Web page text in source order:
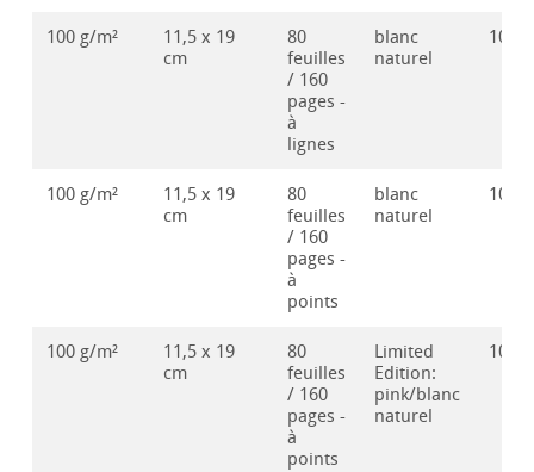
100 g/m²
11,5 x 19
cm
80
feuilles
/ 160
pages -
à
lignes
blanc
naturel
100 g/m²
11,5 x 19
cm
80
feuilles
/ 160
pages -
à
points
blanc
naturel
100 g/m²
11,5 x 19
cm
80
feuilles
/ 160
pages -
à
points
Limited
Edition:
pink/blanc
naturel